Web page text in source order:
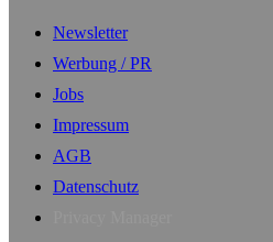
Newsletter
Werbung / PR
Jobs
Impressum
AGB
Datenschutz